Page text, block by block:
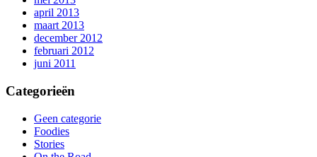
april 2013
maart 2013
december 2012
februari 2012
juni 2011
Categorieën
Geen categorie
Foodies
Stories